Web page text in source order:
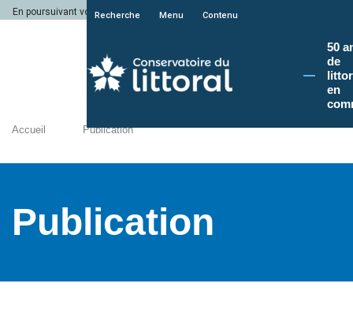
En poursuivant votre navigation sur le site du Conservatoire du littoral, vous
Recherche Menu Contenu
50
de
en
Accueil Publication
Publication